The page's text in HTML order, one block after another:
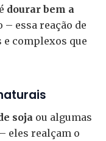
dourar bem a
essa reação de
complexos que
soja ou algumas
eles realçam o